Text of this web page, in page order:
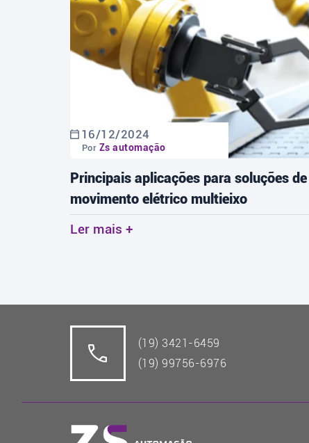
16/12/2024
Por Zs automação
Principais aplicações para soluções de
movimento elétrico multieixo
Ler mais +
(19) 3421-6459
(19) 99756-6976